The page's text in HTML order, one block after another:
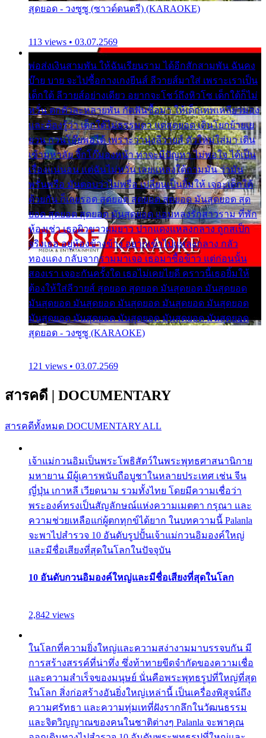
สุดยอด - วงซูซู (ซาวด์ดนตรี) (KARAOKE)
113 views • 03.07.2569
พ่อส่งเงินสามพัน ให้ฉันเรียนราม ได้อีกสักสามพัน ฉันคง
บ๊าย บาย จะไปซื้อกางเกงยีนส์ ลีวายส์มาใส่ เพราะเราเป็น
เด็กใต้ ลีวายส์อย่างเดียว อยากจะโชว์ถึงหิวโซ เด็กใต้ก็ไม่
หวั่น ตกตัวละหลายพัน กัดฟันซื้อมา ให้เด็กเทพเหลียวมอง
และต้องรู้ว่า เด็กใต้ไม่ธรรมดา แต่สุดยอด เดินโยกย้ายเย
ยวน กวนโอ๊ยพอได้ เพราะว่านุ่งลีวายส์ ตัวใหม่ใส่มา เดิน
เข้ามหาลัย จิ๊กโก๊มองหน้า ท่าจะมีปัญหา ไม่พอใจ ได้เป็น
เรื่องแน่นอน แต่ฉันไม่หวั่น เลยแหลงใต้ถามมัน ว่ามัน
พรั่นพรือ มันตอบว่าไม่พรื่อ เปลี่ยนเป็นยิ้มให้ เจอะเด็กใต้
ด้วยกัน ก็เลยรอด สุดยอด สุดยอด สุดยอด มันสุดยอด สุด
ยอด สุดยอด สุดยอด มันสุดยอด แอบหลงรักสาวราม ที่พัก
ห้องเช่า เธอผิวขาวผมยาว ปากแดงแหลงกลาง ถูกสเป็ก
จริงเธอ อยู่ห้องข้างข้าง อยากเข้าไปแหลงกลาง กลัว
ทองแดง กลับจากรามมาเจอ เธอมาซื้อข้าว แต่ก่อนนั้น
สองเรา เจอะกันครั้งใด เธอไม่เคยไยดี คราวนี้เธอยิ้มให้
ต้องให้ใส่ลีวายส์ สุดยอด สุดยอด มันสุดยอด มันสุดยอด
มันสุดยอด มันสุดยอด มันสุดยอด มันสุดยอด มันสุดยอด
มันสุดยอด มันสุดยอด มันสุดยอด มันสุดยอด มันสุดยอด
สุดยอด - วงซูซู (KARAOKE)
121 views • 03.07.2569
สารคดี | DOCUMENTARY
สารคดีทั้งหมด DOCUMENTARY ALL
เจ้าแม่กวนอิมเป็นพระโพธิสัตว์ในพระพุทธศาสนานิกาย
มหายาน มีผู้เคารพนับถือบูชาในหลายประเทศ เช่น จีน
ญี่ปุ่น เกาหลี เวียดนาม รวมทั้งไทย โดยมีความเชื่อว่า
พระองค์ทรงเป็นสัญลักษณ์แห่งความเมตตา กรุณา และ
ความช่วยเหลือแก่ผู้ตกทุกข์ได้ยาก ในบทความนี้ Palanla
จะพาไปสำรวจ 10 อันดับรูปปั้นเจ้าแม่กวนอิมองค์ใหญ่
และมีชื่อเสียงที่สุดในโลกในปัจจุบัน
10 อันดับกวนอิมองค์ใหญ่และมีชื่อเสียงที่สุดในโลก
2,842 views
ในโลกที่ความยิ่งใหญ่และความสง่างามมาบรรจบกัน มี
การสร้างสรรค์ที่น่าทึ่ง ซึ่งท้าทายขีดจำกัดของความเชื่อ
และความสำเร็จของมนุษย์ นั่นคือพระพุทธรูปที่ใหญ่ที่สุด
ในโลก สิ่งก่อสร้างอันยิ่งใหญ่เหล่านี้ เป็นเครื่องพิสูจน์ถึง
ความศรัทธา และความทุ่มเทที่ฝังรากลึกในวัฒนธรรม
และจิตวิญญาณของคนในชาติต่างๆ Palanla จะพาคุณ